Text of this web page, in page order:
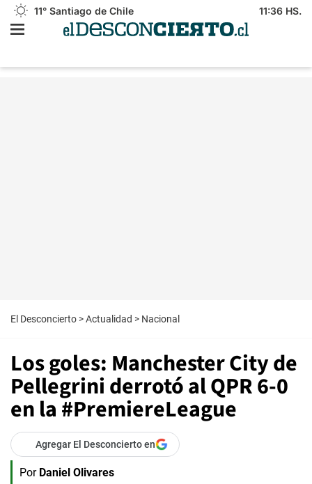
11° Santiago de Chile 11:36 HS.
El Desconcierto >Actualidad > Nacional
Los goles: Manchester City de
Pellegrini derrotó al QPR 6-0
en la #PremiereLeague
Agregar El Desconcierto en
Por Daniel Olivares